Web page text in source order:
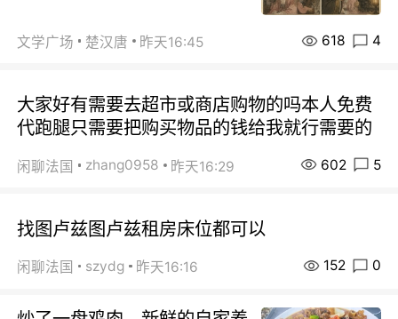
文学广场 楚汉唐 昨天16:45 618 4
大家好有需要去超市或商店购物的吗本人免费
代跑腿只需要把购买物品的钱给我就行需要的
闲聊法国 zhang0958 昨天16:29 602 5
找图卢兹图卢兹租房床位都可以
闲聊法国 szydg 昨天16:16 152 0